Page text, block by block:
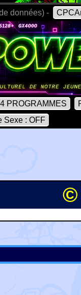
données) -
PROGRAMMES
Sexe : OFF
©